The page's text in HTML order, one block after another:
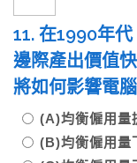
11. 在1990年
邊際產出價值
將如何影響電
(A)均衡僱用
(B)均衡僱用